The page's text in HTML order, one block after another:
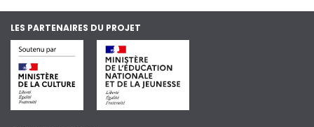
LES PARTENAIRES DU PROJET